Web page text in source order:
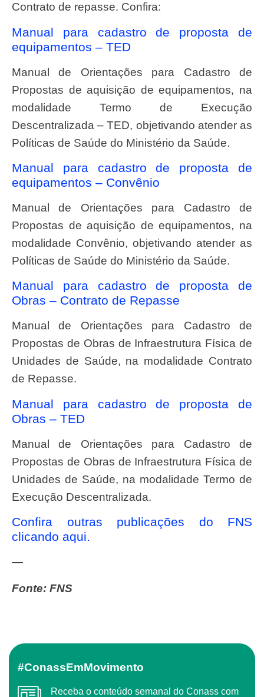
Contrato de repasse. Confira:
Manual para cadastro de proposta de
equipamentos – TED
Manual de Orientações para Cadastro de
Propostas de aquisição de equipamentos, na
modalidade Termo de Execução
Descentralizada – TED, objetivando atender as
Políticas de Saúde do Ministério da Saúde.
Manual para cadastro de proposta de
equipamentos – Convênio
Manual de Orientações para Cadastro de
Propostas de aquisição de equipamentos, na
modalidade Convênio, objetivando atender as
Políticas de Saúde do Ministério da Saúde.
Manual para cadastro de proposta de
Obras – Contrato de Repasse
Manual de Orientações para Cadastro de
Propostas de Obras de Infraestrutura Física de
Unidades de Saúde, na modalidade Contrato
de Repasse.
Manual para cadastro de proposta de
Obras – TED
Manual de Orientações para Cadastro de
Propostas de Obras de Infraestrutura Física de
Unidades de Saúde, na modalidade Termo de
Execução Descentralizada.
Confira outras publicações do FNS
clicando aqui.
—
Fonte: FNS
#ConassEmMovimento
Receba o conteúdo semanal do Conass com